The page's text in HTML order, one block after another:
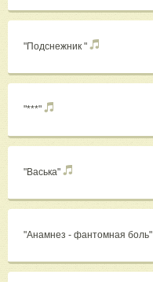
"Подснежник "
"***"
"Васька"
"Анамнез - фантомная боль"